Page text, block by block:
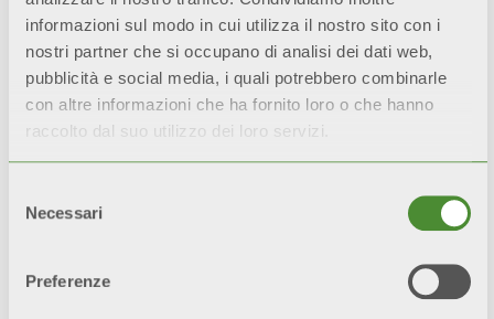
informazioni sul modo in cui utilizza il nostro sito con i
nostri partner che si occupano di analisi dei dati web,
pubblicità e social media, i quali potrebbero combinarle
con altre informazioni che ha fornito loro o che hanno
raccolto dal suo utilizzo dei loro servizi.
delNecessari
Preferenze
Ultime notizie
Rimani aggiornato su tutte le novità del
riscaldamento domestico, e scopri come
amare il calore in tutte le sue forme